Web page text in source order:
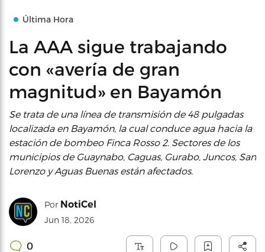
Última Hora
La AAA sigue trabajando
con «avería de gran
magnitud» en Bayamón
Se trata de una línea de transmisión de 48 pulgadas
localizada en Bayamón, la cual conduce agua hacia la
estación de bombeo Finca Rosso 2. Sectores de los
municipios de Guaynabo, Caguas, Gurabo, Juncos, San
Lorenzo y Aguas Buenas están afectados.
Por NotiCel
Jun 18, 2026
0